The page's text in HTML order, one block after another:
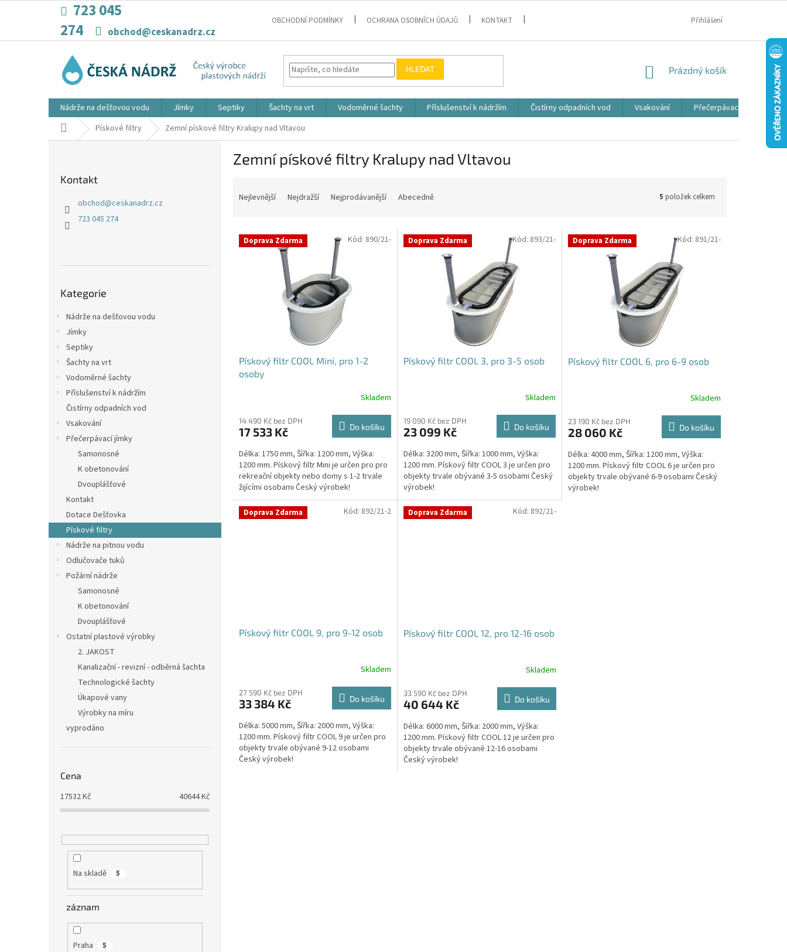
723 045
274
obchod@ceskanadrz.cz
OBCHODNÍ PODMÍNKY OCHRANA OSOBNÍCH ÚDAJŮ KONTAKT Přihlášení
HLEDAT
NÁKUPNÍ
Prázdný košík
Nádrže na dešťovou vodu Jímky Septiky Šachty na vrt Vodoměrné šachty Příslušenství k nádržím Čistírny odpadních vod Vsakování Přečerpávací jímky
Domů Pískové filtry Zemní pískové filtry Kralupy nad Vltavou
Kontakt
obchod@ceskanadrz.cz
723 045 274
kategorie
Kategorie
Nádrže na dešťovou vodu
Jímky
Septiky
Šachty na vrt
Vodoměrné šachty
Příslušenství k nádržím
Čistírny odpadních vod
Vsakování
Přečerpávací jímky
Samonosné
K obetonování
Dvouplášťové
Kontakt
Dotace Dešťovka
Pískové filtry
Nádrže na pitnou vodu
Odlučovače tuků
Požární nádrže
Samonosné
K obetonování
Dvouplášťové
Ostatní plastové výrobky
2. JAKOST
Kanalizační - revizní - odběrná šachta
Technologické šachty
Úkapové vany
Výrobky na míru
vyprodáno
Cena
17532Kč 40644Kč
Na skladě 5
záznam
Praha 5
Zemní pískové filtry Kralupy nad Vltavou
n
Nejlevnější Nejdražší Nejprodávanější Abecedně 5 položek celkem
V Doprava Zdarma
Pískový filtr COOL Mini, pro 1-2
osoby
produktu
je
z
5
hvězdiček.
Skladem
14 490 Kč bez DPH
17 533 Kč Do košíku
Délka: 1750 mm, Šířka: 1200 mm, Výška:
1200 mm. Pískový filtr Mini je určen pro pro
rekreační objekty nebo domy s 1-2 trvale
žijícími osobami Český výrobek!
Kód: 890/21- Doprava Zdarma
Pískový filtr COOL 3, pro 3-5 osob
Skladem
19 090 Kč bez DPH
23 099 Kč Do košíku
Délka: 3200 mm, Šířka: 1000 mm, Výška:
1200 mm. Pískový filtr COOL 3 je určen pro
objekty trvale obývané 3-5 osobami Český
výrobek!
Kód: 893/21- Doprava Zdarma
Pískový filtr COOL 6, pro 6-9 osob
Skladem
23 190 Kč bez DPH
28 060 Kč Do košíku
Délka: 4000 mm, Šířka: 1200 mm, Výška:
1200 mm. Pískový filtr COOL 6 je určen pro
objekty trvale obývané 6-9 osobami Český
výrobek!
Kód: 891/21-
Doprava Zdarma
Pískový filtr COOL 9, pro 9-12 osob
Skladem
27 590 Kč bez DPH
33 384 Kč Do košíku
Délka: 5000 mm, Šířka: 2000 mm, Výška:
1200 mm. Pískový filtr COOL 9 je určen pro
objekty trvale obývané 9-12 osobami
Český výrobek!
Kód: 892/21-2 Doprava Zdarma
Pískový filtr COOL 12, pro 12-16 osob
Skladem
33 590 Kč bez DPH
40 644 Kč Do košíku
Délka: 6000 mm, Šířka: 2000 mm, Výška:
1200 mm. Pískový filtr COOL 12 je určen pro
objekty trvale obývané 12-16 osobami
Český výrobek!
Kód: 892/21-